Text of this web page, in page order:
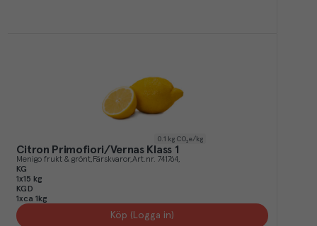
0.1 kg CO₂e/kg
Citron Primofiori/Vernas Klass 1
Menigo frukt & grönt Färskvaror Art.nr. 741764
KG
1x15 kg
KGD
1xca 1kg
Köp (Logga in)